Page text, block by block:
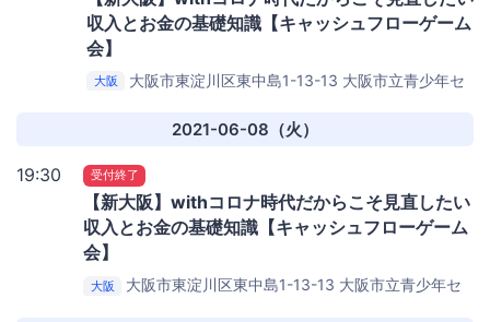
収入とお金の基礎知識【キャッシュフローゲーム
会】
大阪 大阪市東淀川区東中島1-13-13 大阪市立青少年セ
2021-06-08（火）
19:30 受付終了
【新大阪】withコロナ時代だからこそ見直したい
収入とお金の基礎知識【キャッシュフローゲーム
会】
大阪 大阪市東淀川区東中島1-13-13 大阪市立青少年セ